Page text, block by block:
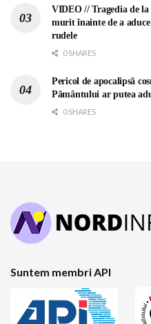
VIDEO // Tragedia de
murit înainte de a
rudele
0 SHARES
Pericol de apocalipsă
Pământului ar putea
0 SHARES
Suntem membri API